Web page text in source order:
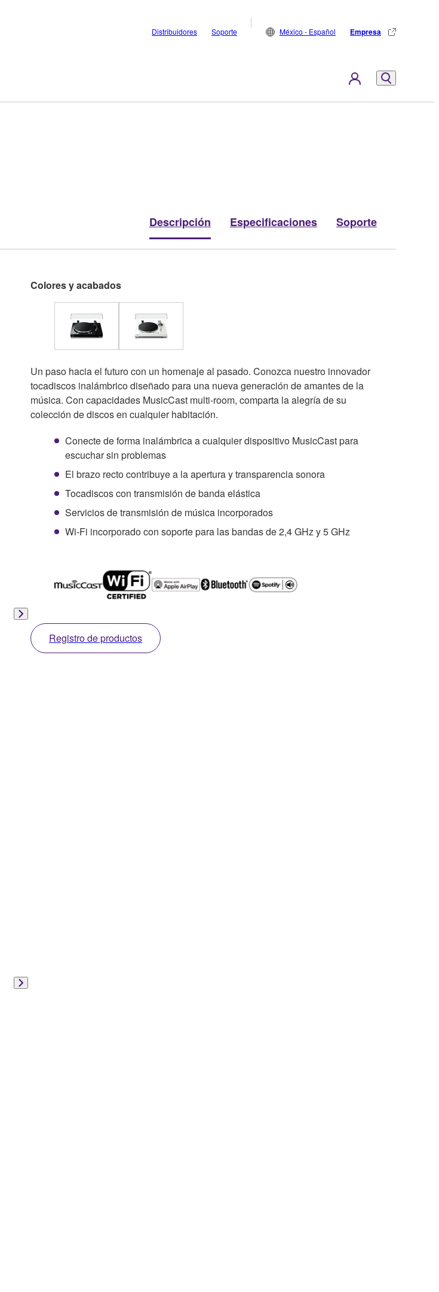
Distribuidores Soporte México - Español Empresa
Descripción Especificaciones Soporte
Colores y acabados
Un paso hacia el futuro con un homenaje al pasado. Conozca nuestro innovador
tocadiscos inalámbrico diseñado para una nueva generación de amantes de la
música. Con capacidades MusicCast multi-room, comparta la alegría de su
colección de discos en cualquier habitación.
Conecte de forma inalámbrica a cualquier dispositivo MusicCast para
escuchar sin problemas
El brazo recto contribuye a la apertura y transparencia sonora
Tocadiscos con transmisión de banda elástica
Servicios de transmisión de música incorporados
Wi-Fi incorporado con soporte para las bandas de 2,4 GHz y 5 GHz
Registro de productos